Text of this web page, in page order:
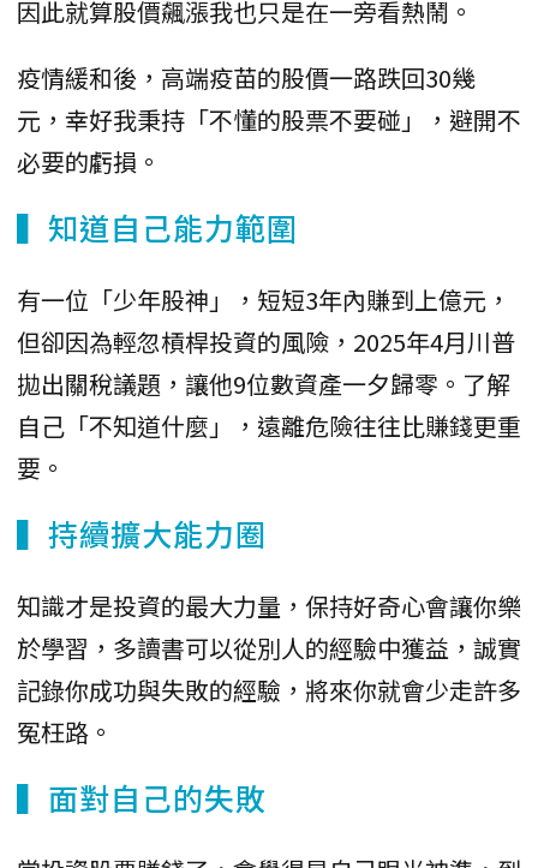
因此就算股價飆漲我也只是在一旁看熱鬧。
疫情緩和後，高端疫苗的股價一路跌回30幾
元，幸好我秉持「不懂的股票不要碰」，避開不
必要的虧損。
▍知道自己能力範圍
有一位「少年股神」，短短3年內賺到上億元，
但卻因為輕忽槓桿投資的風險，2025年4月川普
拋出關稅議題，讓他9位數資產一夕歸零。了解
自己「不知道什麼」，遠離危險往往比賺錢更重
要。
▍持續擴大能力圈
知識才是投資的最大力量，保持好奇心會讓你樂
於學習，多讀書可以從別人的經驗中獲益，誠實
記錄你成功與失敗的經驗，將來你就會少走許多
冤枉路。
▍面對自己的失敗